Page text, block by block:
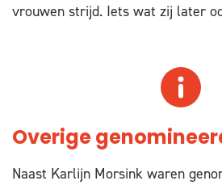
vrouwen strijd. Iets wat zij later
Overige
Naast Karlijn Morsink waren